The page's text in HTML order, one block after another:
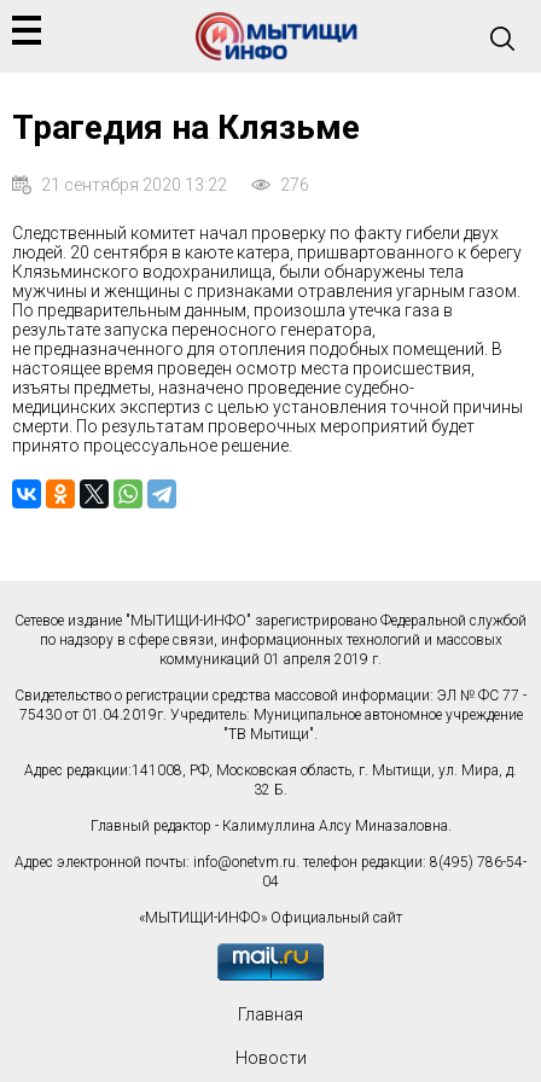
Трагедия на Клязьме
21 сентября 2020 13:22 276
Следственный комитет начал проверку по факту гибели двух
людей. 20 сентября в каюте катера, пришвартованного к берегу
Клязьминского водохранилища, были обнаружены тела
мужчины и женщины с признаками отравления угарным газом.
По предварительным данным, произошла утечка газа в
результате запуска переносного генератора,
не предназначенного для отопления подобных помещений. В
настоящее время проведен осмотр места происшествия,
изъяты предметы, назначено проведение судебно-
медицинских экспертиз с целью установления точной причины
смерти. По результатам проверочных мероприятий будет
принято процессуальное решение.
Сетевое издание "МЫТИЩИ-ИНФО" зарегистрировано Федеральной службой
по надзору в сфере связи, информационных технологий и массовых
коммуникаций 01 апреля 2019 г.
Свидетельство о регистрации средства массовой информации: ЭЛ № ФС 77 -
75430 от 01.04.2019г. Учредитель: Муниципальное автономное учреждение
"ТВ Мытищи".
Адрес редакции:141008, РФ, Московская область, г. Мытищи, ул. Мира, д.
32 Б.
Главный редактор - Калимуллина Алсу Миназаловна.
Адрес электронной почты: info@onetvm.ru. телефон редакции: 8(495) 786-54-
04
«МЫТИЩИ-ИНФО» Официальный сайт
Главная
Новости